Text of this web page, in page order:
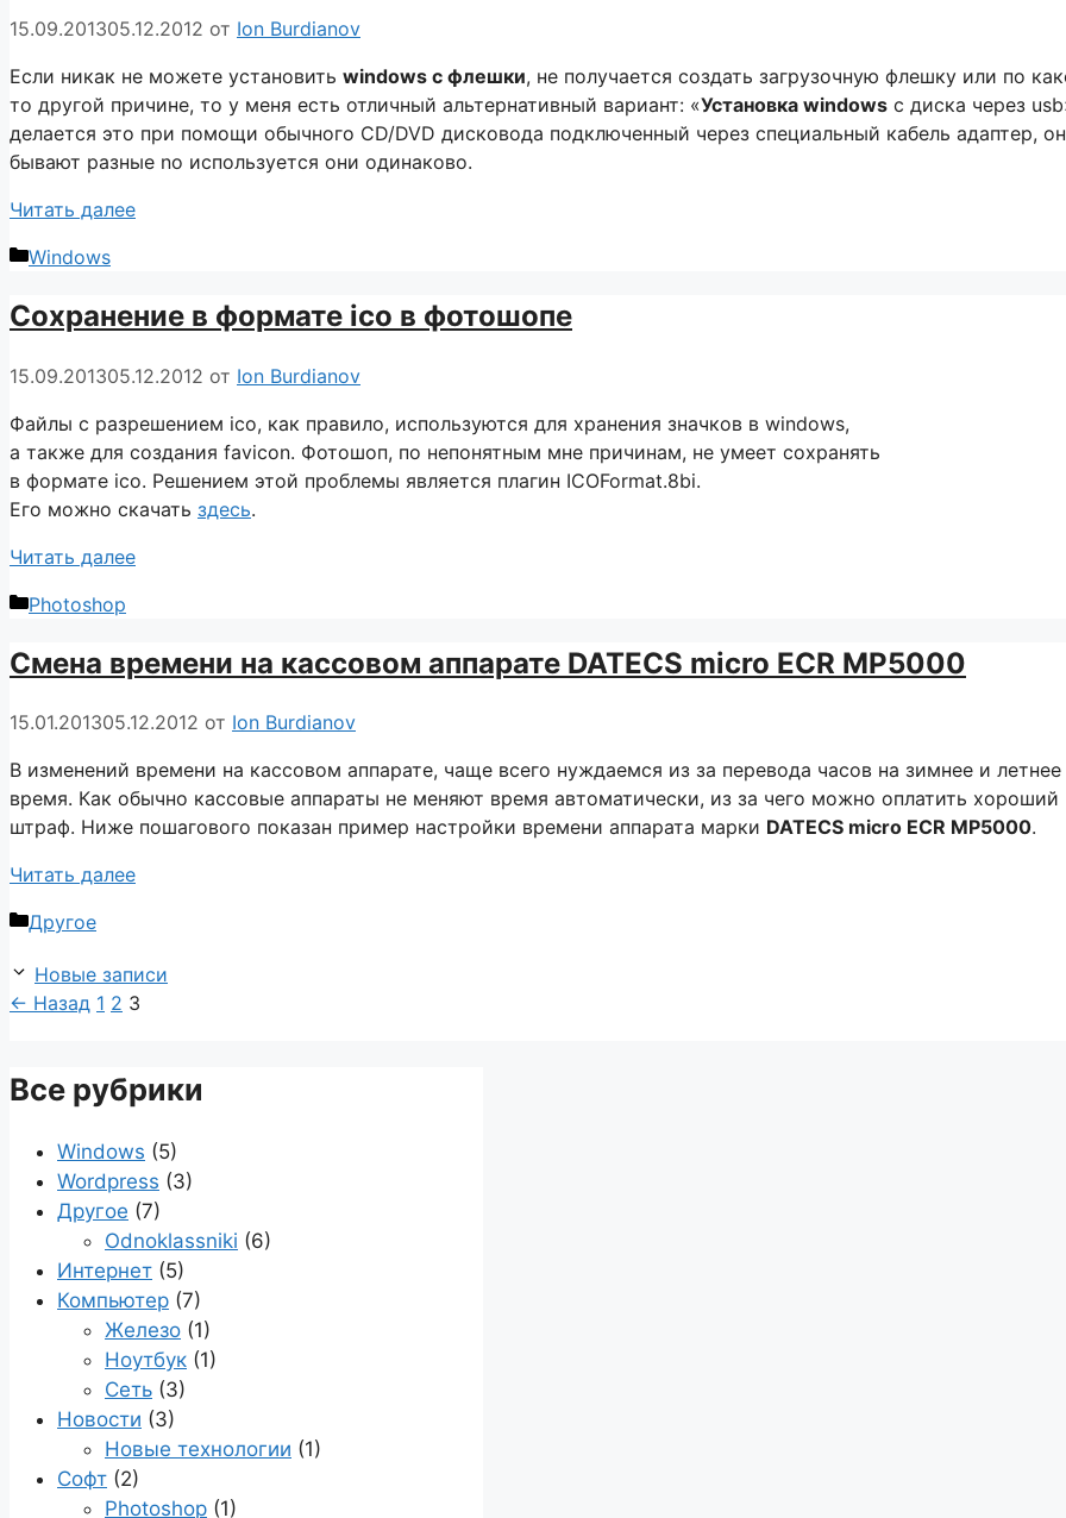
15.09.201305.12.2012 от Ion Burdianov
Если никак не можете установить windows с флешки, не получается создать загрузочную флешку или по
то другой причине, то у меня есть отличный альтернативный вариант: «Установка windows с диска через
делается это при помощи обычного CD/DVD дисковода подключенный через специальный кабель адаптер,
бывают разные no используется они одинаково.
Читать далее
Рубрики
Windows
Сохранение в формате ico в фотошопе
15.09.201305.12.2012 от Ion Burdianov
Файлы с разрешением ico, как правило, используются для хранения значков в windows,
а также для создания favicon. Фотошоп, по непонятным мне причинам, не умеет сохранять
в формате ico. Решением этой проблемы является плагин ICOFormat.8bi.
Его можно скачать здесь.
Читать далее
Рубрики
Photoshop
Смена времени на кассовом аппарате DATECS micro ECR MP5000
15.01.201305.12.2012 от Ion Burdianov
В изменений времени на кассовом аппарате, чаще всего нуждаемся из за перевода часов на зимнее и летнее
время. Как обычно кассовые аппараты не меняют время автоматически, из за чего можно оплатить хороший
штраф. Ниже пошагового показан пример настройки времени аппарата марки DATECS micro ECR MP5000.
Читать далее
Рубрики
Другое
Новые записи
← Назад Страница
1 Страница
2 Страница
3
Все рубрики
Windows (5)
Wordpress (3)
Другое (7)
Odnoklassniki (6)
Интернет (5)
Компьютер (7)
Железо (1)
Ноутбук (1)
Сеть (3)
Новости (3)
Новые технологии (1)
Софт (2)
Photoshop (1)